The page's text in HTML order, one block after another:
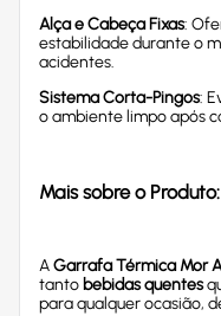
Alça e Cabeça Fixas:
estabilidade durante o
acidentes.
Sistema Corta-Pingos:
o ambiente limpo após
Mais sobre o Produto:
AGarrafa Térmica Mor
tanto bebidas quentes
para qualquer ocasião,